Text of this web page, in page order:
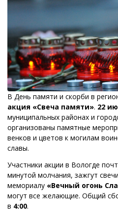
В День памяти и скорби в
акция «Свеча памяти». 22
муниципальных районах и
организованы памятные
венков и цветов к могилам
славы.
Участники акции в Вологде
минутой молчания, зажгут
мемориалу «Вечный огонь
могут все желающие. Общий
в 4:00.